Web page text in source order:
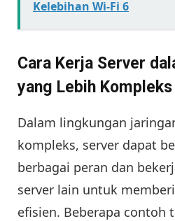
Kelebihan Wi-Fi 6
Cara Kerja Server
yang Lebih Kompleks
Dalam lingkungan
kompleks, server dapat
berbagai peran dan
server lain untuk
efisien. Beberapa contoh